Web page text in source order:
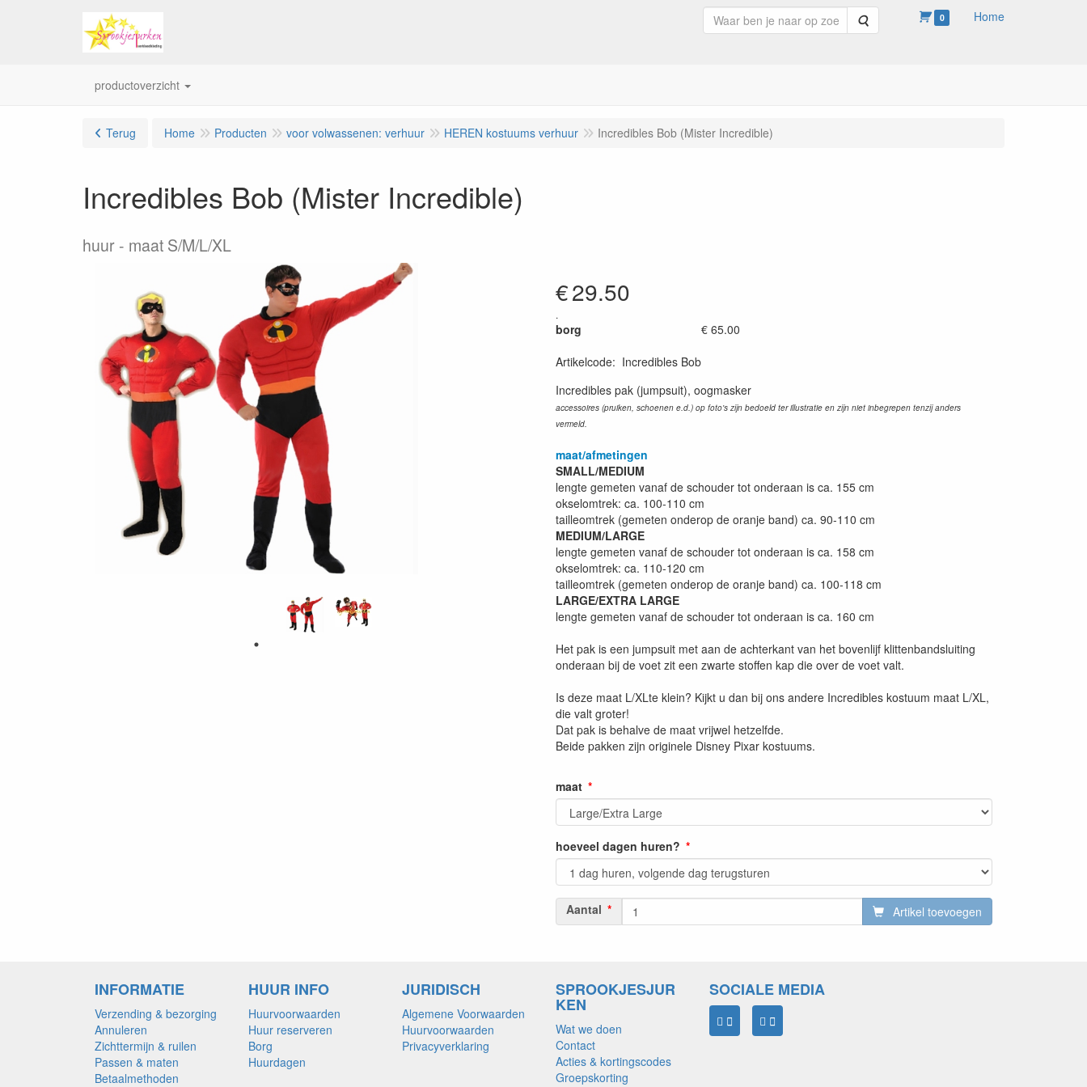
Zoeken 0 Home
productoverzicht
Terug Home Producten voor volwassenen: verhuur HEREN kostuums verhuur Incredibles Bob (Mister Incredible)
Incredibles Bob (Mister Incredible)
huur maat S/M/L/XL
€29.50
.
borg
€ 65.00
Artikelcode: Incredibles Bob
Incredibles pak (jumpsuit), oogmasker
accessoires (pruiken, schoenen e.d.) op foto's zijn bedoeld ter illustratie en zijn niet inbegrepen tenzij anders
vermeld.
maat/afmetingen
SMALL/MEDIUM
lengte gemeten vanaf de schouder tot onderaan is ca. 155 cm
okselomtrek: ca. 100-110 cm
tailleomtrek (gemeten onderop de oranje band) ca. 90-110 cm
MEDIUM/LARGE
lengte gemeten vanaf de schouder tot onderaan is ca. 158 cm
okselomtrek: ca. 110-120 cm
tailleomtrek (gemeten onderop de oranje band) ca. 100-118 cm
LARGE/EXTRA LARGE
lengte gemeten vanaf de schouder tot onderaan is ca. 160 cm
Het pak is een jumpsuit met aan de achterkant van het bovenlijf klittenbandsluiting
onderaan bij de voet zit een zwarte stoffen kap die over de voet valt.
Is deze maat L/XLte klein? Kijkt u dan bij ons andere Incredibles kostuum maat L/XL,
die valt groter!
Dat pak is behalve de maat vrijwel hetzelfde.
Beide pakken zijn originele Disney Pixar kostuums.
maat
hoeveel dagen huren?
Aantal Artikel toevoegen
INFORMATIE
Verzending & bezorging
Annuleren
Zichttermijn & ruilen
Passen & maten
Betaalmethoden
HUUR INFO
Huurvoorwaarden
Huur reserveren
Borg
Huurdagen
JURIDISCH
Algemene Voorwaarden
Huurvoorwaarden
Privacyverklaring
SPROOKJESJUR
KEN
Wat we doen
Contact
Acties & kortingscodes
Groepskorting
SOCIALE MEDIA